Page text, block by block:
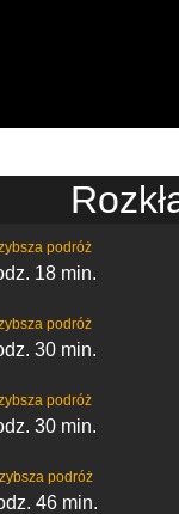
podróż
18 min.
podróż
30 min.
podróż
30 min.
podróż
46 min.